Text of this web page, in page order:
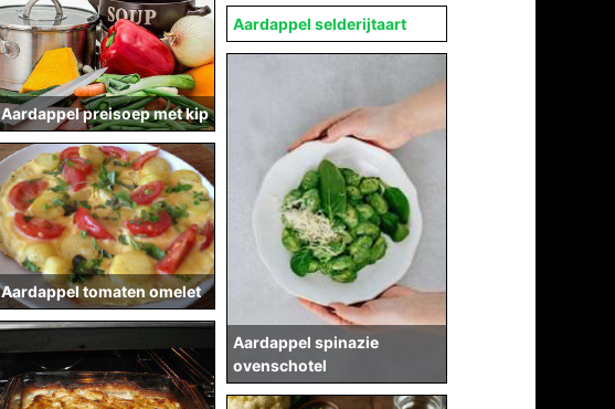
Aardappel preisoep met kip
Aardappel selderijtaart
Aardappel spinazie
ovenschotel
Aardappel tomaten omelet